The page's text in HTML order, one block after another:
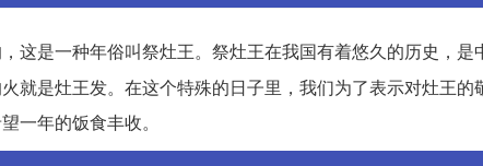
这是一种年俗叫祭灶王。祭灶王在我国有着悠久的历史，是
就是灶王发。在这个特殊的日子里，我们为了表示对灶王
一年的饭食丰收。